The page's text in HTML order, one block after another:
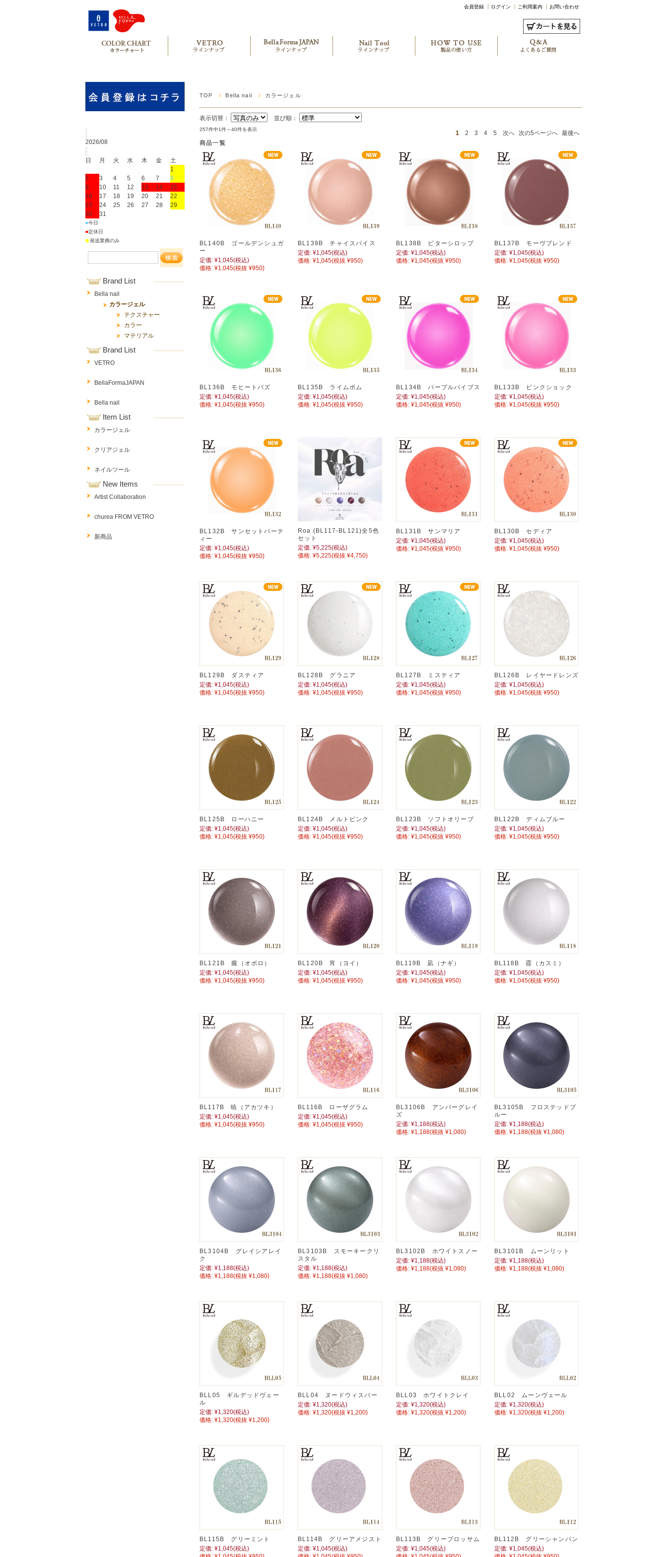
会員登録 ログイン ご利用案内 お問い合わせ
TOP Bella nail カラージェル
表示切替： 並び順：
257件中1件～40件を表示
1 2 3 4 5 次へ 次の5ページへ 最後へ
商品一覧
BL140B ゴールデンシュガ
ー
定価: ¥1,045(税込)
価格: ¥1,045(税抜 ¥950)
BL139B チャイスパイス
定価: ¥1,045(税込)
価格: ¥1,045(税抜 ¥950)
BL138B ビターシロップ
定価: ¥1,045(税込)
価格: ¥1,045(税抜 ¥950)
BL137B モーヴブレンド
定価: ¥1,045(税込)
価格: ¥1,045(税抜 ¥950)
BL136B モヒートバズ
定価: ¥1,045(税込)
価格: ¥1,045(税抜 ¥950)
BL135B ライムボム
定価: ¥1,045(税込)
価格: ¥1,045(税抜 ¥950)
BL134B パープルバイブス
定価: ¥1,045(税込)
価格: ¥1,045(税抜 ¥950)
BL133B ピンクショック
定価: ¥1,045(税込)
価格: ¥1,045(税抜 ¥950)
BL132B サンセットパーテ
ィー
定価: ¥1,045(税込)
価格: ¥1,045(税抜 ¥950)
Roa (BL117-BL121)全5色
セット
定価: ¥5,225(税込)
価格: ¥5,225(税抜 ¥4,750)
BL131B サンマリア
定価: ¥1,045(税込)
価格: ¥1,045(税抜 ¥950)
BL130B セディア
定価: ¥1,045(税込)
価格: ¥1,045(税抜 ¥950)
BL129B ダスティア
定価: ¥1,045(税込)
価格: ¥1,045(税抜 ¥950)
BL128B グラニア
定価: ¥1,045(税込)
価格: ¥1,045(税抜 ¥950)
BL127B ミスティア
定価: ¥1,045(税込)
価格: ¥1,045(税抜 ¥950)
BL126B レイヤードレンズ
定価: ¥1,045(税込)
価格: ¥1,045(税抜 ¥950)
BL125B ローハニー
定価: ¥1,045(税込)
価格: ¥1,045(税抜 ¥950)
BL124B メルトピンク
定価: ¥1,045(税込)
価格: ¥1,045(税抜 ¥950)
BL123B ソフトオリーブ
定価: ¥1,045(税込)
価格: ¥1,045(税抜 ¥950)
BL122B ディムブルー
定価: ¥1,045(税込)
価格: ¥1,045(税抜 ¥950)
BL121B 朧（オボロ）
定価: ¥1,045(税込)
価格: ¥1,045(税抜 ¥950)
BL120B 宵（ヨイ）
定価: ¥1,045(税込)
価格: ¥1,045(税抜 ¥950)
BL119B 凪（ナギ）
定価: ¥1,045(税込)
価格: ¥1,045(税抜 ¥950)
BL118B 霞（カスミ）
定価: ¥1,045(税込)
価格: ¥1,045(税抜 ¥950)
BL117B 暁（アカツキ）
定価: ¥1,045(税込)
価格: ¥1,045(税抜 ¥950)
BL116B ローザグラム
定価: ¥1,045(税込)
価格: ¥1,045(税抜 ¥950)
BL3106B アンバーグレイ
ズ
定価: ¥1,188(税込)
価格: ¥1,188(税抜 ¥1,080)
BL3105B フロステッドブ
ルー
定価: ¥1,188(税込)
価格: ¥1,188(税抜 ¥1,080)
BL3104B グレイシアレイ
ク
定価: ¥1,188(税込)
価格: ¥1,188(税抜 ¥1,080)
BL3103B スモーキークリ
スタル
定価: ¥1,188(税込)
価格: ¥1,188(税抜 ¥1,080)
BL3102B ホワイトスノー
定価: ¥1,188(税込)
価格: ¥1,188(税抜 ¥1,080)
BL3101B ムーンリット
定価: ¥1,188(税込)
価格: ¥1,188(税抜 ¥1,080)
BLL05 ギルデッドヴェー
ル
定価: ¥1,320(税込)
価格: ¥1,320(税抜 ¥1,200)
BLL04 ヌードウィスパー
定価: ¥1,320(税込)
価格: ¥1,320(税抜 ¥1,200)
BLL03 ホワイトクレイ
定価: ¥1,320(税込)
価格: ¥1,320(税抜 ¥1,200)
BLL02 ムーンヴェール
定価: ¥1,320(税込)
価格: ¥1,320(税抜 ¥1,200)
BL115B グリーミント
定価: ¥1,045(税込)
BL114B グリーアメジスト
定価: ¥1,045(税込)
BL113B グリーブロッサム
定価: ¥1,045(税込)
BL112B グリーシャンパン
定価: ¥1,045(税込)
2026/08
日 月 火 水 木 金
土
1
2
3 4 5 6 7
8
9
10 11 12 13 14
15
16
17 18 19 20 21
22
23
24 25 26 27 28
29
30
31
■今日
■定休日
■発送業務のみ
Brand List
Bella nail
カラージェル
テクスチャー
カラー
マテリアル
Brand List
VETRO
BellaFormaJAPAN
Bella nail
Item List
カラージェル
クリアジェル
ネイルツール
New Items
Artist Collaboration
churea FROM VETRO
新商品